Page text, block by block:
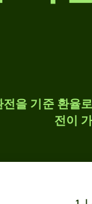
을 기준 환율
전이